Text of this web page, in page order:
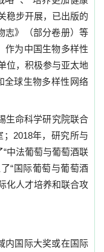
稳步开展，已出版的
志》（部分卷册）等
作为中国生物多样性
位，积极参与亚太地
全球生物多样性网络
生命科学研究院联合
； 2018年，研究所与
“中法葡萄与葡萄酒联
“国际葡萄与葡萄酒
化人才培养和联合攻
内国际大奖或在国际